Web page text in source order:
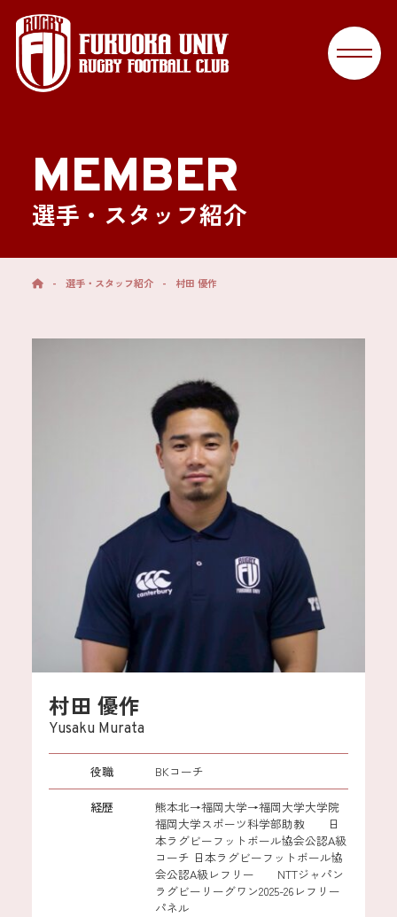
MEMBER
選手・スタッフ紹介
- 選手・スタッフ紹介 - 村田 優作
村田 優作
Yusaku Murata
役職 BKコーチ
経歴
熊本北→福岡大学→福岡大学大学院
福岡大学スポーツ科学部助教 日
本ラグビーフットボール協会公認A級
コーチ 日本ラグビーフットボール協
会公認A級レフリー NTTジャパン
ラグビーリーグワン2025-26レフリー
パネル